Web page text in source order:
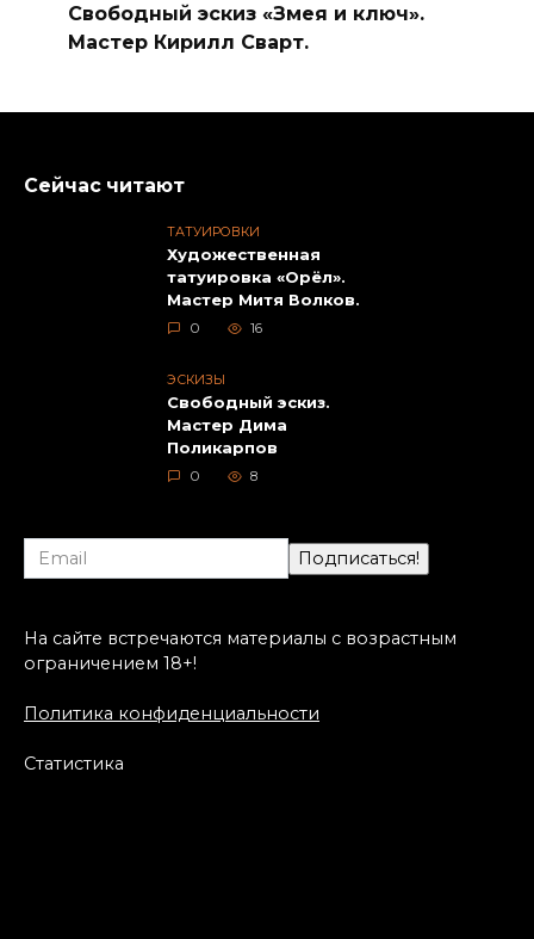
Свободный эскиз «Змея и ключ».
Мастер Кирилл Сварт.
Сейчас читают
ТАТУИРОВКИ
Художественная
татуировка «Орёл».
Мастер Митя Волков.
0 16
ЭСКИЗЫ
Свободный эскиз.
Мастер Дима
Поликарпов
0 8
На сайте встречаются материалы с возрастным
ограничением 18+!
Политика конфиденциальности
Статистика